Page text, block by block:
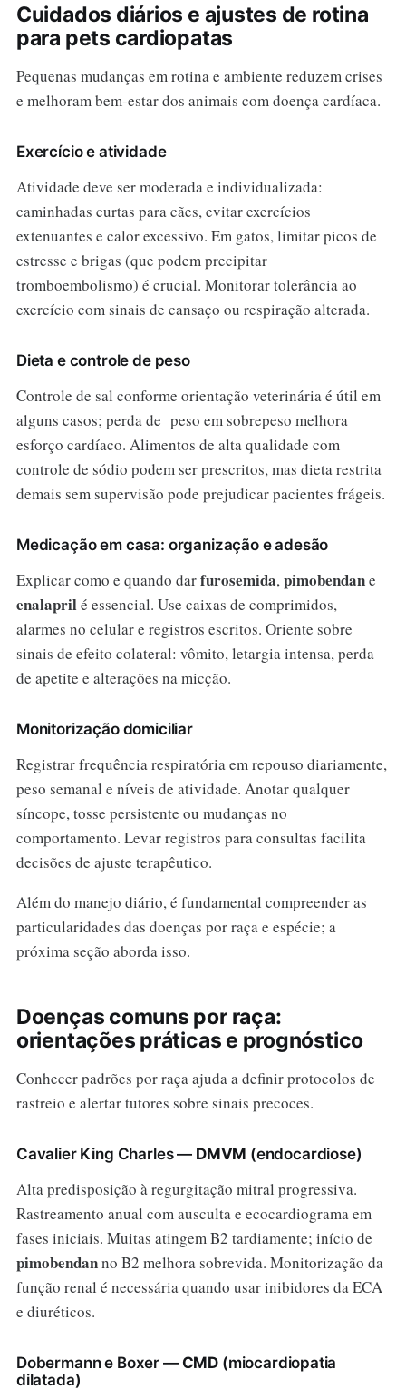
Cuidados diários e ajustes de rotina
para pets cardiopatas
Pequenas mudanças em rotina e ambiente reduzem crises
e melhoram bem-estar dos animais com doença cardíaca.
Exercício e atividade
Atividade deve ser moderada e individualizada:
caminhadas curtas para cães, evitar exercícios
extenuantes e calor excessivo. Em gatos, limitar picos de
estresse e brigas (que podem precipitar
tromboembolismo) é crucial. Monitorar tolerância ao
exercício com sinais de cansaço ou respiração alterada.
Dieta e controle de peso
Controle de sal conforme orientação veterinária é útil em
alguns casos; perda de peso em sobrepeso melhora
esforço cardíaco. Alimentos de alta qualidade com
controle de sódio podem ser prescritos, mas dieta restrita
demais sem supervisão pode prejudicar pacientes frágeis.
Medicação em casa: organização e adesão
Explicar como e quando darfurosemida, pimobendane
enalaprilé essencial. Use caixas de comprimidos,
alarmes no celular e registros escritos. Oriente sobre
sinais de efeito colateral: vômito, letargia intensa, perda
de apetite e alterações na micção.
Monitorização domiciliar
Registrar frequência respiratória em repouso diariamente,
peso semanal e níveis de atividade. Anotar qualquer
síncope, tosse persistente ou mudanças no
comportamento. Levar registros para consultas facilita
decisões de ajuste terapêutico.
Além do manejo diário, é fundamental compreender as
particularidades das doenças por raça e espécie; a
próxima seção aborda isso.
Doenças comuns por raça:
orientações práticas e prognóstico
Conhecer padrões por raça ajuda a definir protocolos de
rastreio e alertar tutores sobre sinais precoces.
Cavalier King Charles — DMVM (endocardiose)
Alta predisposição à regurgitação mitral progressiva.
Rastreamento anual com ausculta e ecocardiograma em
fases iniciais. Muitas atingem B2 tardiamente; início de
pimobendanno B2 melhora sobrevida. Monitorização da
função renal é necessária quando usar inibidores da ECA
e diuréticos.
Dobermann e Boxer — CMD (miocardiopatia
dilatada)